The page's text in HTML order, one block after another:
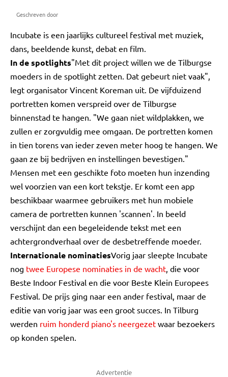
Geschreven door
Incubate is een jaarlijks cultureel festival met muziek,
dans, beeldende kunst, debat en film.
In de spotlights"Met dit project willen we de Tilburgse
moeders in de spotlight zetten. Dat gebeurt niet vaak",
legt organisator Vincent Koreman uit. De vijfduizend
portretten komen verspreid over de Tilburgse
binnenstad te hangen. "We gaan niet wildplakken, we
zullen er zorgvuldig mee omgaan. De portretten komen
in tien torens van ieder zeven meter hoog te hangen. We
gaan ze bij bedrijven en instellingen bevestigen."
Mensen met een geschikte foto moeten hun inzending
wel voorzien van een kort tekstje. Er komt een app
beschikbaar waarmee gebruikers met hun mobiele
camera de portretten kunnen 'scannen'. In beeld
verschijnt dan een begeleidende tekst met een
achtergrondverhaal over de desbetreffende moeder.
Internationale nominatiesVorig jaar sleepte Incubate
nog twee Europese nominaties in de wacht, die voor
Beste Indoor Festival en die voor Beste Klein Europees
Festival. De prijs ging naar een ander festival, maar de
editie van vorig jaar was een groot succes. In Tilburg
werden ruim honderd piano's neergezet waar bezoekers
op konden spelen.
Advertentie